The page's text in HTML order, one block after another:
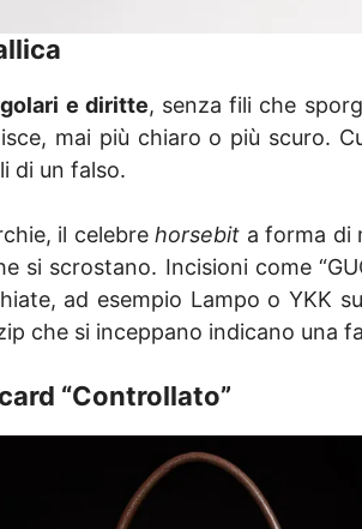
e diritte, senza fili che
mai più chiaro o più scuro.
di un falso.
il celebrehorsebit a forma di
si scrostano. Incisioni come
ad esempio Lampo o YKK
che si inceppano indicano una
“Controllato”